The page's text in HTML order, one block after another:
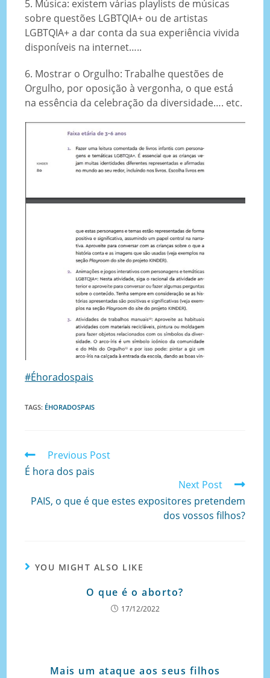
5. Música: existem várias playlists de músicas
sobre questões LGBTQIA+ ou de artistas
LGBTQIA+ a dar conta da sua experiência vivida
disponíveis na internet…..
6. Mostrar o Orgulho: Trabalhe questões de
Orgulho, por oposição à vergonha, o que está
na essência da celebração da diversidade…. etc.
#Éhoradospais
TAGS: ÉHORADOSPAIS
Previous Post
É hora dos pais
Next Post
PAIS, o que é que estes expositores pretendem
dos vossos filhos?
YOU MIGHT ALSO LIKE
O que é o aborto?
17/12/2022
Mais um ataque aos seus filhos